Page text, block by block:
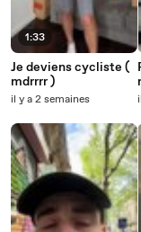
1:33
Je deviens cycliste (
mdrrrr )
il y a 2 semaines